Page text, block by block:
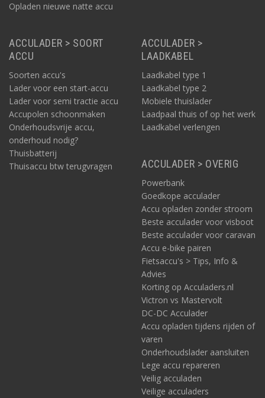
Opladen nieuwe natte accu
ACCULADER > SOORT
ACCU
Soorten accu's
Lader voor een start-accu
Lader voor semi tractie accu
Accupolen schoonmaken
Onderhoudsvrije accu,
onderhoud nodig?
Thuisbatterij
Thuisaccu btw terugvragen
ACCULADER >
LAADKABEL
Laadkabel type 1
Laadkabel type 2
Mobiele thuislader
Laadpaal thuis of op het werk
Laadkabel verlengen
ACCULADER > OVERIG
Powerbank
Goedkope acculader
Accu opladen zonder stroom
Beste acculader voor visboot
Beste acculader voor caravan
Accu e-bike pairen
Fietsaccu's > Tips, Info &
Advies
Korting op Acculaders.nl
Victron vs Mastervolt
DC-DC Acculader
Accu opladen tijdens rijden of
varen
Onderhoudslader aansluiten
Lege accu repareren
Veilig acculaden
Veilige acculaders